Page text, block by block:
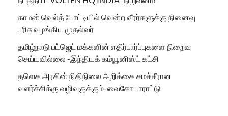
காமன் வெல்த் போட்டியில் வென்ற வீரர்களுக்கு நினைவு
பரிசு வழங்கிய முதல்வர்
தமிழ்நாடு பட்ஜெட் மக்களின் எதிர்பார்ப்புகளை நிறைவு
செய்யவில்லை -இந்தியக் கம்யூனிஸ்ட் கட்சி
தவெக அரசின் நிதிநிலை அறிக்கை சமச்சீரான
வளர்ச்சிக்கு வழிவகுக்கும்-வைகோ பாராட்டு